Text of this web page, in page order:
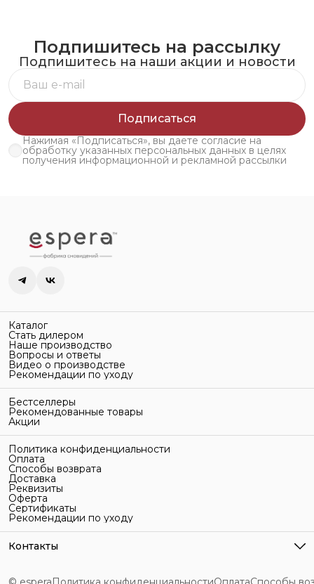
Подпишитесь на рассылку
Подпишитесь на наши акции и новости
Подписаться
Нажимая «Подписаться», вы даете согласие на
обработку указанных персональных данных в целях
получения информационной и рекламной рассылки
Каталог
Стать дилером
Наше производство
Вопросы и ответы
Видео о производстве
Рекомендации по уходу
Бестселлеры
Рекомендованные товары
Акции
Политика конфиденциальности
Оплата
Способы возврата
Доставка
Реквизиты
Оферта
Сертификаты
Рекомендации по уходу
Контакты